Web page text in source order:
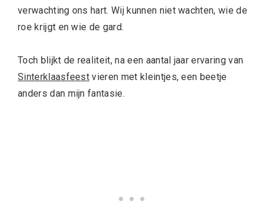
verwachting ons hart. Wij kunnen niet wachten, wie de
roe krijgt en wie de gard.
Toch blijkt de realiteit, na een aantal jaar ervaring van
Sinterklaasfeest vieren met kleintjes, een beetje
anders dan mijn fantasie.